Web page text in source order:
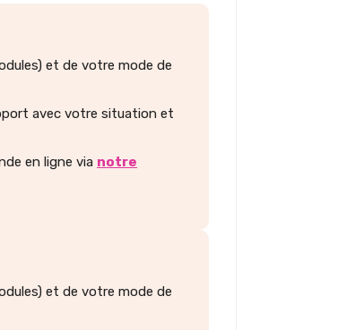
et de votre mode de
avec votre situation et
en ligne via notre
et de votre mode de